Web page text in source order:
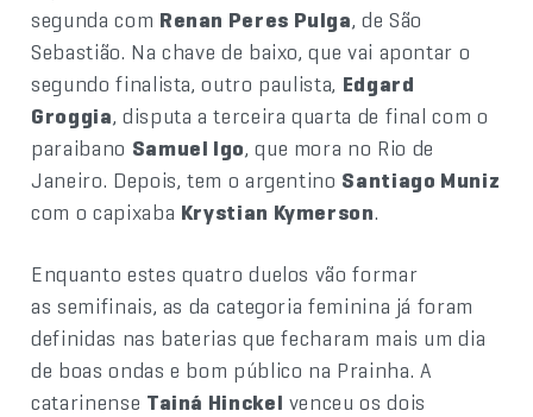
segunda com Renan Peres Pulga, de São
Sebastião. Na chave de baixo, que vai apontar o
segundo finalista, outro paulista, Edgard
Groggia, disputa a terceira quarta de final com o
paraibano Samuel Igo, que mora no Rio de
Janeiro. Depois, tem o argentino Santiago Muniz
com o capixaba Krystian Kymerson.
Enquanto estes quatro duelos vão formar
as semifinais, as da categoria feminina já foram
definidas nas baterias que fecharam mais um dia
de boas ondas e bom público na Prainha. A
catarinense Tainá Hinckel venceu os dois